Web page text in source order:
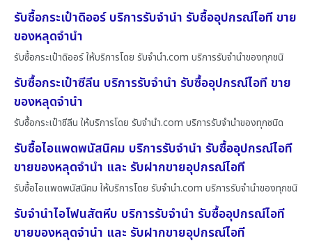
รับซื้อกระเป๋าดิออร์ บริการรับจำนำ รับซื้ออุปกรณ์ไอที ขาย
ของหลุดจำนำ
รับซื้อกระเป๋าดิออร์ ให้บริการโดย รับจํานํา.com บริการรับจำนำของทุกชนิ
รับซื้อกระเป๋าซีลีน บริการรับจำนำ รับซื้ออุปกรณ์ไอที ขาย
ของหลุดจำนำ
รับซื้อกระเป๋าซีลีน ให้บริการโดย รับจํานํา.com บริการรับจำนำของทุกชนิด
รับซื้อไอแพดพนัสนิคม บริการรับจำนำ รับซื้ออุปกรณ์ไอที
ขายของหลุดจำนำ และ รับฝากขายอุปกรณ์ไอที
รับซื้อไอแพดพนัสนิคม ให้บริการโดย รับจํานํา.com บริการรับจำนำของทุกชนิ
รับจำนำไอโฟนสัตหีบ บริการรับจำนำ รับซื้ออุปกรณ์ไอที
ขายของหลุดจำนำ และ รับฝากขายอุปกรณ์ไอที